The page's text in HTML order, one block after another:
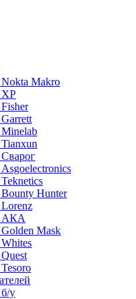
Makro
XP
Hunter
АКА
Mask
у